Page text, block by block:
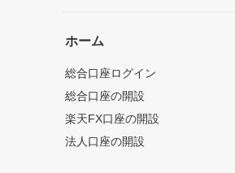
ホーム
総合口座ログイン
総合口座の開設
楽天FX口座の開設
法人口座の開設